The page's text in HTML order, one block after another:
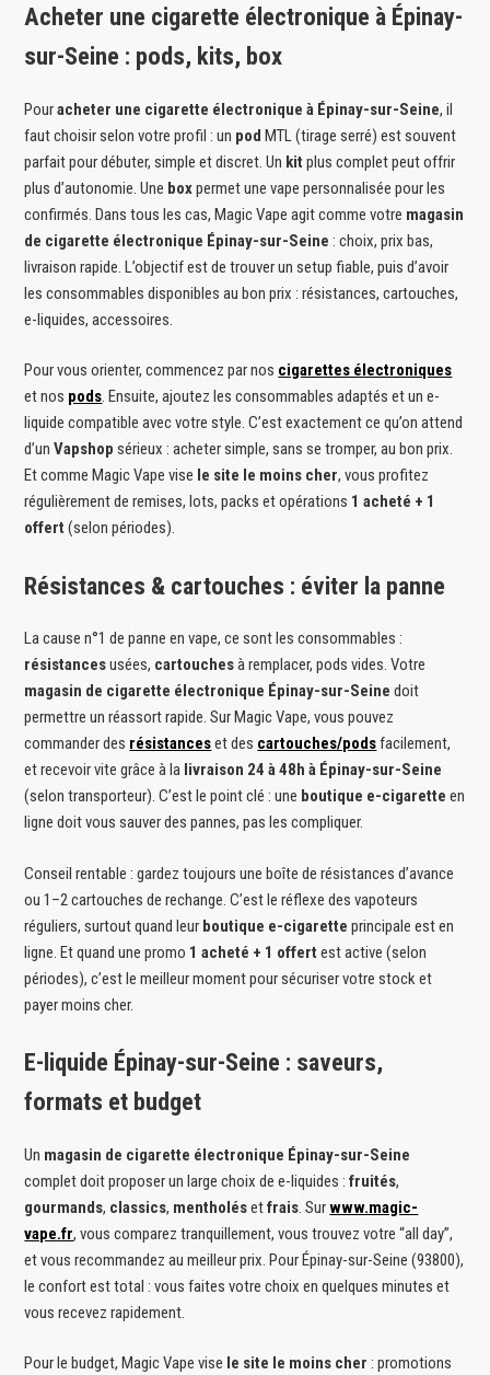
Acheter une cigarette électronique à Épinay-
sur-Seine : pods, kits, box
Pouracheter une cigarette électronique à Épinay-sur-Seine, il
faut choisir selon votre profil : un pod MTL (tirage serré) est souvent
parfait pour débuter, simple et discret. Un kit plus complet peut offrir
plus d’autonomie. Une boxpermet une vape personnalisée pour les
confirmés. Dans tous les cas, Magic Vape agit comme votre magasin
de cigarette électronique Épinay-sur-Seine : choix, prix bas,
livraison rapide. L’objectif est de trouver un setup fiable, puis d’avoir
les consommables disponibles au bon prix : résistances, cartouches,
e-liquides, accessoires.
Pour vous orienter, commencez par nos cigarettes électroniques
et nos pods. Ensuite, ajoutez les consommables adaptés et un e-
liquide compatible avec votre style. C’est exactement ce qu’on attend
d’unVapshop sérieux : acheter simple, sans se tromper, au bon prix.
Et comme Magic Vape vise le site le moins cher, vous profitez
régulièrement de remises, lots, packs et opérations 1 acheté + 1
offert (selon périodes).
Résistances & cartouches : éviter la panne
La cause n°1 de panne en vape, ce sont les consommables :
résistancesusées, cartouchesà remplacer, pods vides. Votre
magasin de cigarette électronique Épinay-sur-Seine doit
permettre un réassort rapide. Sur Magic Vape, vous pouvez
commander des résistanceset des cartouches/podsfacilement,
et recevoir vite grâce à la livraison 24 à 48h à Épinay-sur-Seine
(selon transporteur). C’est le point clé : une boutique e-cigarette en
ligne doit vous sauver des pannes, pas les compliquer.
Conseil rentable : gardez toujours une boîte de résistances d’avance
ou 1–2 cartouches de rechange. C’est le réflexe des vapoteurs
réguliers, surtout quand leur boutique e-cigarette principale est en
ligne. Et quand une promo 1 acheté + 1 offert est active (selon
périodes), c’est le meilleur moment pour sécuriser votre stock et
payer moins cher.
E-liquide Épinay-sur-Seine : saveurs,
formats et budget
Un magasin de cigarette électronique Épinay-sur-Seine
complet doit proposer un large choix de e-liquides :fruités,
gourmands, classics, mentholésetfrais. Surwww.magic-
vape.fr, vous comparez tranquillement, vous trouvez votre “all day”,
et vous recommandez au meilleur prix. Pour Épinay-sur-Seine (93800),
le confort est total : vous faites votre choix en quelques minutes et
vous recevez rapidement.
Pour le budget, Magic Vape vise le site le moins cher : promotions